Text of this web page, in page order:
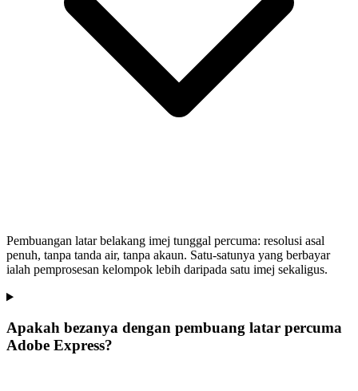
Pembuangan latar belakang imej tunggal percuma: resolusi asal
penuh, tanpa tanda air, tanpa akaun. Satu-satunya yang berbayar
ialah pemprosesan kelompok lebih daripada satu imej sekaligus.
Apakah bezanya dengan pembuang latar percuma
Adobe Express?